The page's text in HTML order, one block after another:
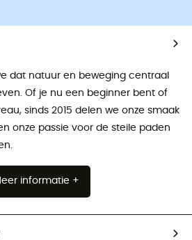
dat natuur en beweging centraal
Of je nu een beginner bent of
sinds 2015 delen we onze smaak
onze passie voor de steile paden
informatie +